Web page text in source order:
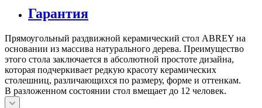
Гарантия
Прямоугольный раздвижной керамический стол ABREY на
основании из массива натурального дерева. Преимущество
этого стола заключается в абсолютной простоте дизайна,
которая подчеркивает редкую красоту керамических
столешниц, различающихся по размеру, форме и оттенкам.
В разложенном состоянии стол вмещает до 12 человек.